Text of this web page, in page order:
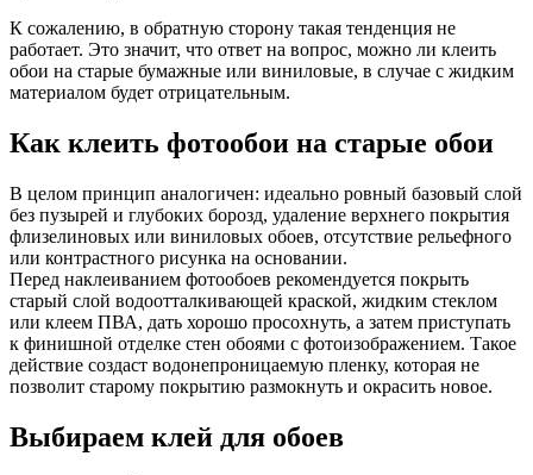
К сожалению, в обратную сторону такая тенденция не
работает. Это значит, что ответ на вопрос, можно ли клеить
обои на старые бумажные или виниловые, в случае с жидким
материалом будет отрицательным.
Как клеить фотообои на старые обои
В целом принцип аналогичен: идеально ровный базовый слой
без пузырей и глубоких борозд, удаление верхнего покрытия
флизелиновых или виниловых обоев, отсутствие рельефного
или контрастного рисунка на основании.
Перед наклеиванием фотообоев рекомендуется покрыть
старый слой водоотталкивающей краской, жидким стеклом
или клеем ПВА, дать хорошо просохнуть, а затем приступать
к финишной отделке стен обоями с фотоизображением. Такое
действие создаст водонепроницаемую пленку, которая не
позволит старому покрытию размокнуть и окрасить новое.
Выбираем клей для обоев